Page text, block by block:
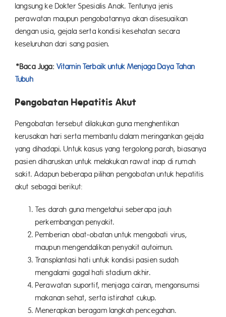
langsung ke Dokter Spesialis Anak. Tentunya jenis
perawatan maupun pengobatannya akan disesuaikan
dengan usia, gejala serta kondisi kesehatan secara
keseluruhan dari sang pasien.
*Baca Juga: Vitamin Terbaik untuk Menjaga Daya Tahan
Tubuh
Pengobatan Hepatitis Akut
Pengobatan tersebut dilakukan guna menghentikan
kerusakan hari serta membantu dalam meringankan gejala
yang dihadapi. Untuk kasus yang tergolong parah, biasanya
pasien diharuskan untuk melakukan rawat inap di rumah
sakit. Adapun beberapa pilihan pengobatan untuk hepatitis
akut sebagai berikut:
Tes darah guna mengetahui seberapa jauh
perkembangan penyakit.
Pemberian obat-obatan untuk mengobati virus,
maupun mengendalikan penyakit autoimun.
Transplantasi hati untuk kondisi pasien sudah
mengalami gagal hati stadium akhir.
Perawatan suportif, menjaga cairan, mengonsumsi
makanan sehat, serta istirahat cukup.
Menerapkan beragam langkah pencegahan.